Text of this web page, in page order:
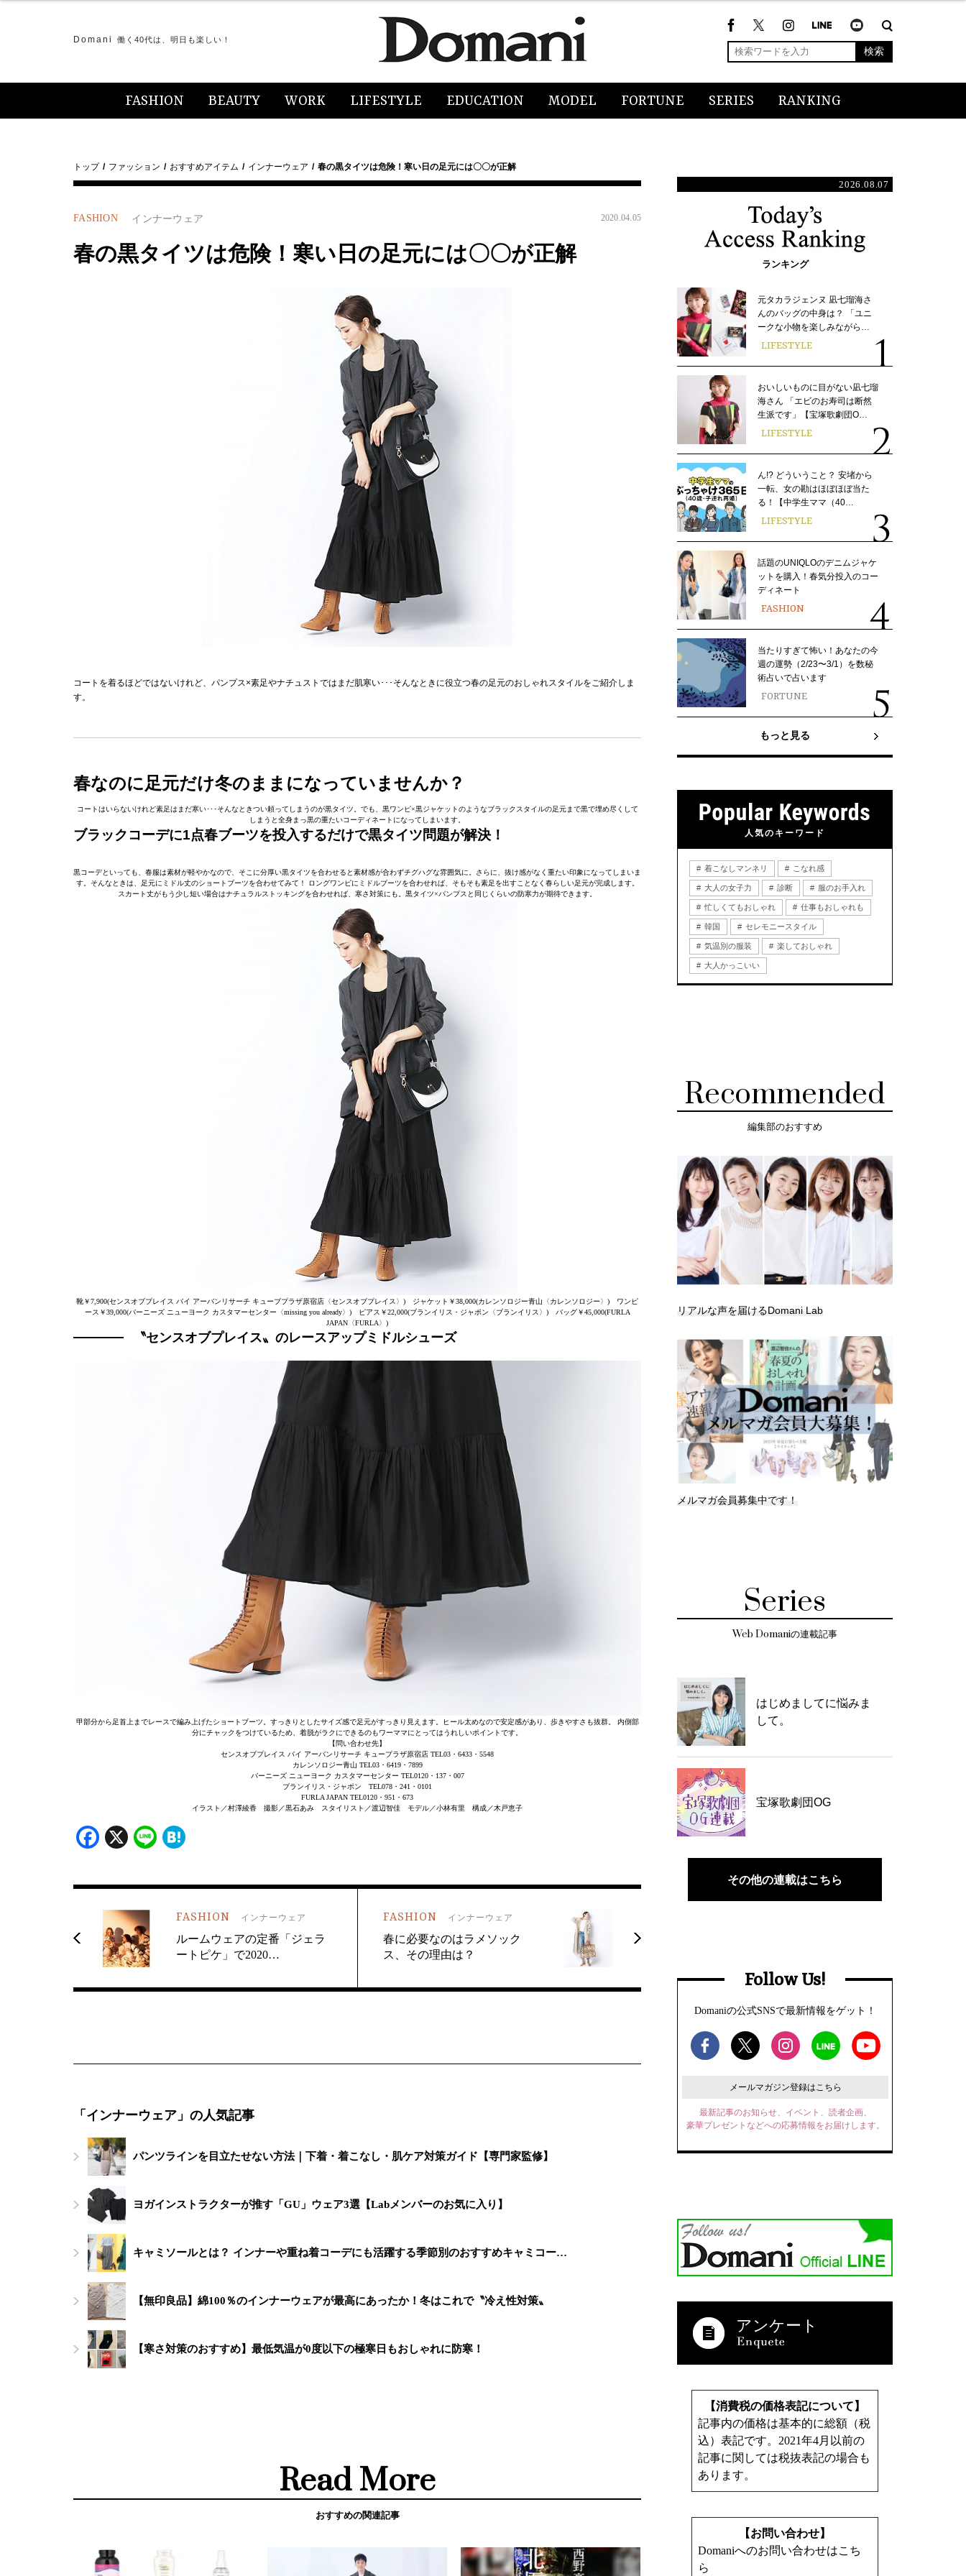
Domani 働く40代は、明日も楽しい！
検索
FASHION BEAUTY WORK LIFESTYLE EDUCATION MODEL FORTUNE SERIES RANKING
トップ ファッション おすすめアイテム インナーウェア 春の黒タイツは危険！寒い日の足元には〇〇が正解
FASHION インナーウェア 2020.04.05
春の黒タイツは危険！寒い日の足元には〇〇が正解
コートを着るほどではないけれど、パンプス×素足やナチュストではまだ肌寒い･･･そんなときに役立つ春の足元のおしゃれスタイルをご紹介しま
す。
春なのに足元だけ冬のままになっていませんか？
コートはいらないけれど素足はまだ寒い･･･そんなときつい頼ってしまうのが黒タイツ。でも、黒ワンピ×黒ジャケットのようなブラックスタイルの足元まで黒で埋め尽くして
しまうと全身まっ黒の重たいコーディネートになってしまいます。
ブラックコーデに1点春ブーツを投入するだけで黒タイツ問題が解決！
黒コーデといっても、春服は素材が軽やかなので、そこに分厚い黒タイツを合わせると素材感が合わずチグハグな雰囲気に。さらに、抜け感がなく重たい印象になってしまいま
す。そんなときは、足元にミドル丈のショートブーツを合わせてみて！ ロングワンピにミドルブーツを合わせれば、そもそも素足を出すことなく春らしい足元が完成します。
スカート丈がもう少し短い場合はナチュラルストッキングを合わせれば、寒さ対策にも。黒タイツ×パンプスと同じくらいの防寒力が期待できます。
靴￥7,900(センスオブプレイス バイ アーバンリサーチ キューブプラザ原宿店〈センスオブプレイス〉) ジャケット￥38,000(カレンソロジー青山〈カレンソロジー〉) ワンピ
ース￥39,000(バーニーズ ニューヨーク カスタマーセンター〈missing you already〉) ピアス￥22,000(ブランイリス・ジャポン〈ブランイリス〉) バッグ￥45,000(FURLA
JAPAN〈FURLA〉)
〝センスオブプレイス〟のレースアップミドルシューズ
甲部分から足首上までレースで編み上げたショートブーツ。すっきりとしたサイズ感で足元がすっきり見えます。ヒール太めなので安定感があり、歩きやすさも抜群。 内側部
分にチャックをつけているため、着脱がラクにできるのもワーママにとってはうれしいポイントです。
【問い合わせ先】
センスオブプレイス バイ アーバンリサーチ キュープラザ原宿店 TEL03・6433・5548
カレンソロジー青山 TEL03・6419・7899
バーニーズ ニューヨーク カスタマーセンター TEL0120・137・007
ブランイリス・ジャポン TEL078・241・0101
FURLA JAPAN TEL0120・951・673
イラスト／村澤綾香 撮影／黒石あみ スタイリスト／渡辺智佳 モデル／小林有里 構成／木戸恵子
Facebook
X Line
FASHION インナーウェア
ルームウェアの定番「ジェラ
ートピケ」で2020…
FASHION インナーウェア
春に必要なのはラメソック
ス、その理由は？
「インナーウェア」の人気記事
パンツラインを目立たせない方法｜下着・着こなし・肌ケア対策ガイド【専門家監修】
ヨガインストラクターが推す「GU」ウェア3選【Labメンバーのお気に入り】
キャミソールとは？ インナーや重ね着コーデにも活躍する季節別のおすすめキャミコー…
【無印良品】綿100％のインナーウェアが最高にあったか！冬はこれで〝冷え性対策〟
【寒さ対策のおすすめ】最低気温が0度以下の極寒日もおしゃれに防寒！
Read More
おすすめの関連記事
2026.08.07
ランキング
元タカラジェンヌ 凪七瑠海さ
んのバッグの中身は？ 「ユニ
ークな小物を楽しみながら…
LIFESTYLE
おいしいものに目がない凪七瑠
海さん 「エビのお寿司は断然
生派です」【宝塚歌劇団O…
LIFESTYLE
ん!? どういうこと？ 安堵から
一転、女の勘はほぼほぼ当た
る！【中学生ママ（40…
LIFESTYLE
話題のUNIQLOのデニムジャケ
ットを購入！春気分投入のコー
ディネート
FASHION
当たりすぎて怖い！あなたの今
週の運勢（2/23〜3/1）を数秘
術占いで占います
FORTUNE
もっと見る
人気のキーワード
着こなしマンネリ こなれ感
大人の女子力 診断 服のお手入れ
忙しくてもおしゃれ 仕事もおしゃれも
韓国 セレモニースタイル
気温別の服装 楽しておしゃれ
大人かっこいい
Recommended
編集部のおすすめ
リアルな声を届けるDomani Lab
メルマガ会員募集中です！
Series
Web Domaniの連載記事
はじめましてに悩みま
して。
宝塚歌劇団OG
その他の連載はこちら
Follow Us!
Domaniの公式SNSで最新情報をゲット！
メールマガジン登録はこちら
最新記事のお知らせ、イベント、読者企画、
豪華プレゼントなどへの応募情報をお届けします。
アンケート
【消費税の価格表記について】
記事内の価格は基本的に総額（税
込）表記です。2021年4月以前の
記事に関しては税抜表記の場合も
あります。
【お問い合わせ】
Domaniへのお問い合わせはこち
ら